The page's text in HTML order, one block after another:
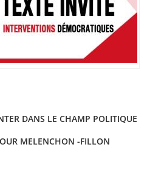
DANS LE CHAMP POLITIQUE
MELENCHON -FILLON